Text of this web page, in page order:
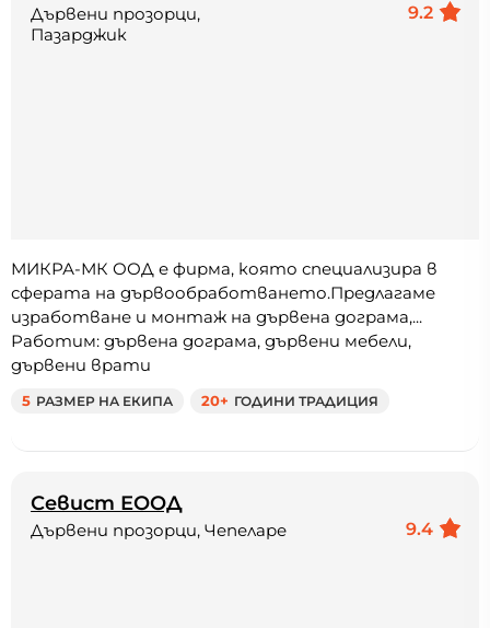
9.2
Дървени прозорци,
Пазарджик
МИКРА-МК ООД е фирма, която специализира в
сферата на дървообработването.Предлагаме
изработване и монтаж на дървена дограма,...
Работим: дървена дограма, дървени мебели,
дървени врати
5 РАЗМЕР НА ЕКИПА 20+ ГОДИНИ ТРАДИЦИЯ
Севист ЕООД
9.4
Дървени прозорци, Чепеларе